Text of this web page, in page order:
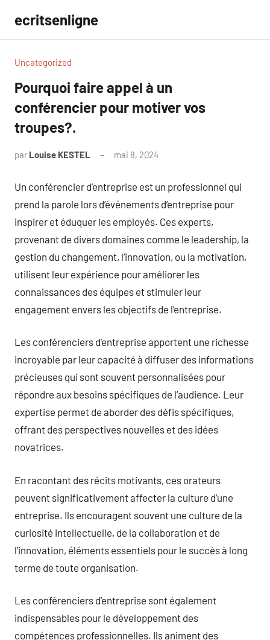
contenu
ecritsenligne
Uncategorized
Pourquoi faire appel à un
conférencier pour motiver vos
troupes?.
par Louise KESTEL mai 8, 2024
Un conférencier d’entreprise est un professionnel qui
prend la parole lors d’événements d’entreprise pour
inspirer et éduquer les employés. Ces experts,
provenant de divers domaines comme le leadership, la
gestion du changement, l’innovation, ou la motivation,
utilisent leur expérience pour améliorer les
connaissances des équipes et stimuler leur
engagement envers les objectifs de l’entreprise.
Les conférenciers d’entreprise apportent une richesse
incroyable par leur capacité à diffuser des informations
précieuses qui sont souvent personnalisées pour
répondre aux besoins spécifiques de l’audience. Leur
expertise permet de aborder des défis spécifiques,
offrant des perspectives nouvelles et des idées
novatrices.
En racontant des récits motivants, ces orateurs
peuvent significativement affecter la culture d’une
entreprise. Ils encouragent souvent une culture de la
curiosité intellectuelle, de la collaboration et de
l’innovation, éléments essentiels pour le succès à long
terme de toute organisation.
Les conférenciers d’entreprise sont également
indispensables pour le développement des
compétences professionnelles. Ils animent des